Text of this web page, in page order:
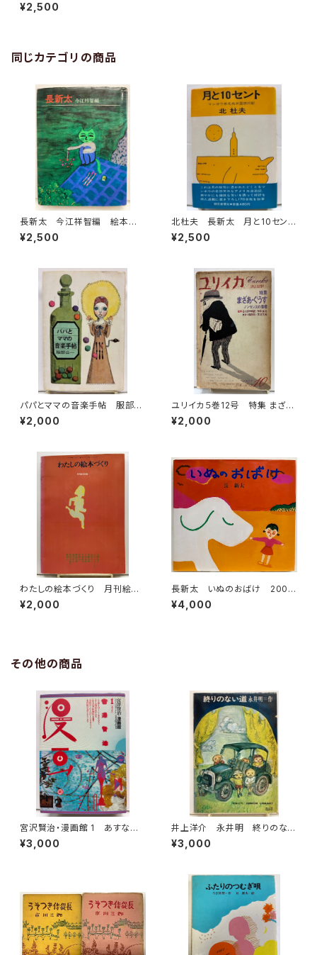
本社刊
¥2,500
同じカテゴリの商品
長新太 今江祥智編 絵本作
家文庫 1977年 すばる書房
文庫
¥2,500
北杜夫 長新太 月と10セン
ト 1971年 初版 帯 朝日
新聞社
¥2,500
パパとママの音楽手帖 服部公
一 装幀 宇野亜喜良 カット
長新太 1966年 初版 文藝
¥2,000
ユリイカ５巻12号 特集 まざ
あ・ぐうす 絵本 谷川俊太郎訳
／和田誠絵 長谷川四郎訳／
¥2,000
わたしの絵本づくり 月刊絵本
別冊 1979年 すばる書房
¥2,000
長新太 いぬのおばけ 2003
年 ポプラ社
¥4,000
その他の商品
宮沢賢治・漫画館 1 あすなひ
ろし 水木しげる 永島慎二 スズ
キコージ たむらしげる 1985
¥3,000
井上洋介 永井明 終りのない
道 1969年 初版 函 理論
社
¥3,000